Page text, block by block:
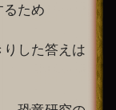
ため
した答えは